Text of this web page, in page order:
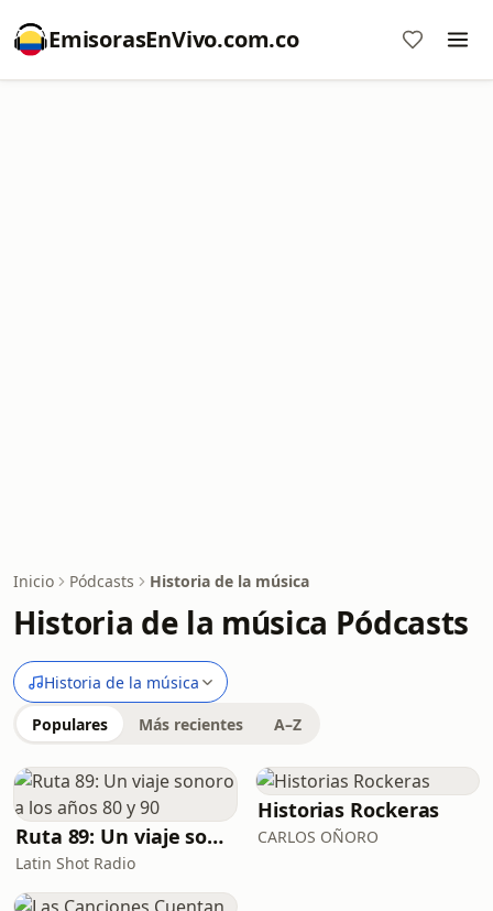
EmisorasEnVivo.com.co
Inicio Pódcasts Historia de la música
Historia de la música Pódcasts
Historia de la música
Populares Más recientes A–Z
Ruta 89: Un viaje sonoro a los años 80 y 90
Latin Shot Radio
Historias Rockeras
CARLOS OÑORO